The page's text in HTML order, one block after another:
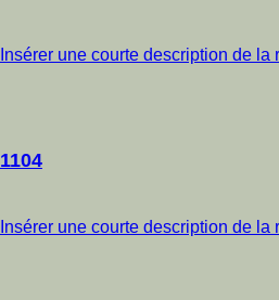
Insérer une courte description de la
1104
Insérer une courte description de la